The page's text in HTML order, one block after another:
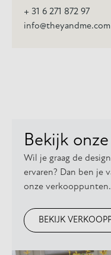
+ 31 6 271 872 97
info@theyandme.com
Bekijk
Wil je graag de
ervaren? Dan ben je
onze verkooppunten.
BEKIJK